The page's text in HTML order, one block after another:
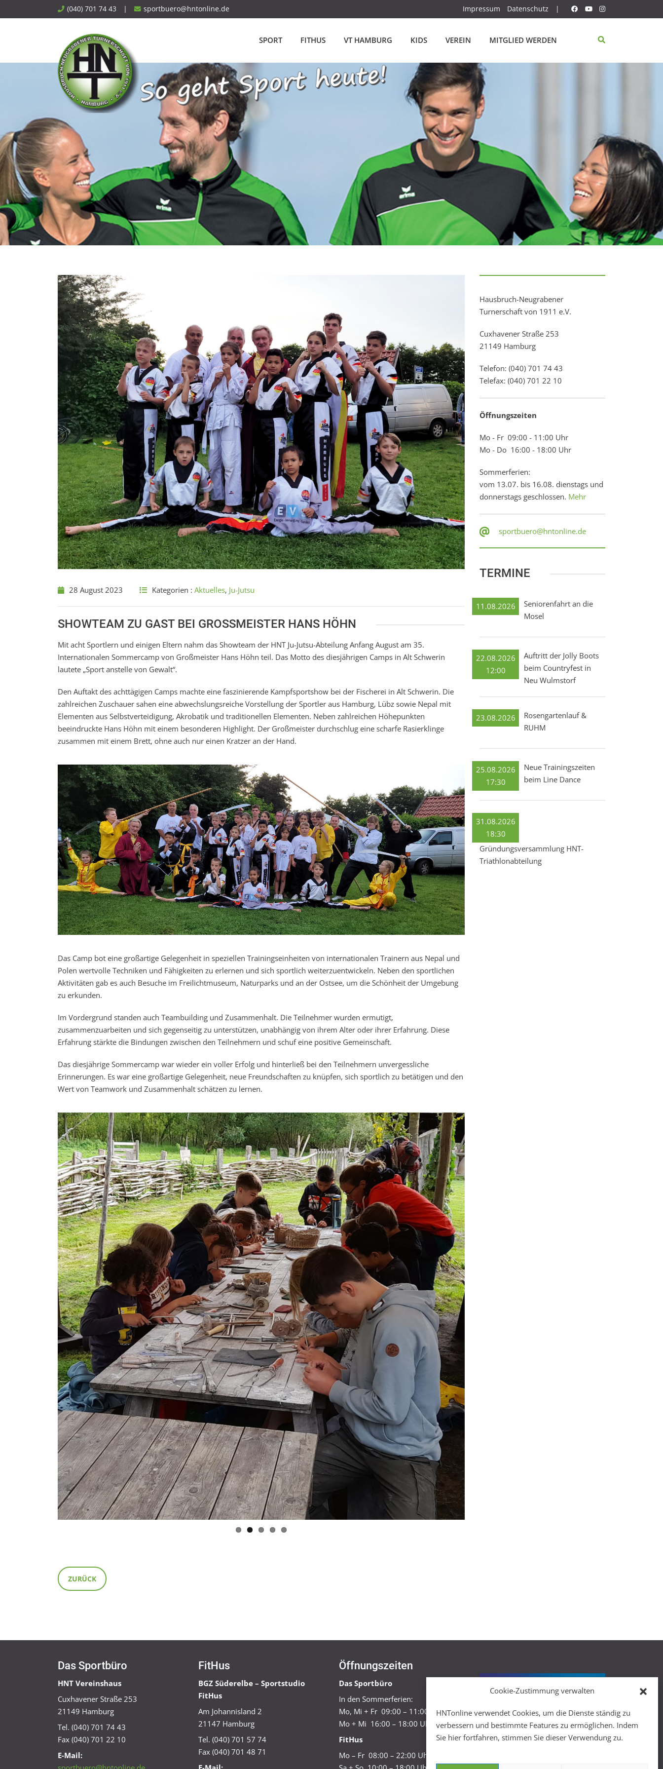
Cookie-Zustimmung verwalten
HNTonline verwendet Cookies, um die Dienste ständig zu
verbessern und bestimmte Features zu ermöglichen. Indem
Sie hier fortfahren, stimmen Sie dieser Verwendung zu.
to
(040) 701 74 43 | sportbuero@hntonline.de Impressum Datenschutz |
SPORT FITHUS VT HAMBURG KIDS VEREIN MITGLIED WERDEN
28 August 2023 Kategorien : Aktuelles, Ju-Jutsu
SHOWTEAM ZU GAST BEI GROSSMEISTER HANS HÖHN
Mit acht Sportlern und einigen Eltern nahm das Showteam der HNT Ju-Jutsu-Abteilung Anfang August am 35.
Internationalen Sommercamp von Großmeister Hans Höhn teil. Das Motto des diesjährigen Camps in Alt Schwerin
lautete „Sport anstelle von Gewalt“.
Den Auftakt des achttägigen Camps machte eine faszinierende Kampfsportshow bei der Fischerei in Alt Schwerin. Die
zahlreichen Zuschauer sahen eine abwechslungsreiche Vorstellung der Sportler aus Hamburg, Lübz sowie Nepal mit
Elementen aus Selbstverteidigung, Akrobatik und traditionellen Elementen. Neben zahlreichen Höhepunkten
beeindruckte Hans Höhn mit einem besonderen Highlight. Der Großmeister durchschlug eine scharfe Rasierklinge
zusammen mit einem Brett, ohne auch nur einen Kratzer an der Hand.
Das Camp bot eine großartige Gelegenheit in speziellen Trainingseinheiten von internationalen Trainern aus Nepal und
Polen wertvolle Techniken und Fähigkeiten zu erlernen und sich sportlich weiterzuentwickeln. Neben den sportlichen
Aktivitäten gab es auch Besuche im Freilichtmuseum, Naturparks und an der Ostsee, um die Schönheit der Umgebung
zu erkunden.
Im Vordergrund standen auch Teambuilding und Zusammenhalt. Die Teilnehmer wurden ermutigt,
zusammenzuarbeiten und sich gegenseitig zu unterstützen, unabhängig von ihrem Alter oder ihrer Erfahrung. Diese
Erfahrung stärkte die Bindungen zwischen den Teilnehmern und schuf eine positive Gemeinschaft.
Das diesjährige Sommercamp war wieder ein voller Erfolg und hinterließ bei den Teilnehmern unvergessliche
Erinnerungen. Es war eine großartige Gelegenheit, neue Freundschaften zu knüpfen, sich sportlich zu betätigen und den
Wert von Teamwork und Zusammenhalt schätzen zu lernen.
ZURÜCK
Hausbruch-Neugrabener
Turnerschaft von 1911 e.V.
Cuxhavener Straße 253
21149 Hamburg
Telefon: (040) 701 74 43
Telefax: (040) 701 22 10
Öffnungszeiten
Mo - Fr 09:00 - 11:00 Uhr
Mo - Do 16:00 - 18:00 Uhr
Sommerferien:
vom 13.07. bis 16.08. dienstags und
donnerstags geschlossen. Mehr
sportbuero@hntonline.de
TERMINE
11.08.2026
Seniorenfahrt an die
Mosel
22.08.2026
12:00
Auftritt der Jolly Boots
beim Countryfest in
Neu Wulmstorf
23.08.2026
Rosengartenlauf &
RUHM
25.08.2026
17:30
Neue Trainingszeiten
beim Line Dance
31.08.2026
18:30
Gründungsversammlung HNT-
Triathlonabteilung
Das Sportbüro
HNT Vereinshaus
Cuxhavener Straße 253
21149 Hamburg
Tel. (040) 701 74 43
Fax (040) 701 22 10
E-Mail:
FitHus
BGZ Süderelbe – Sportstudio
FitHus
Am Johannisland 2
21147 Hamburg
Tel. (040) 701 57 74
Fax (040) 701 48 71
Öffnungszeiten
Das Sportbüro
In den Sommerferien:
Mo, Mi + Fr 09:00 – 11:00 Uhr
Mo + Mi 16:00 – 18:00 Uhr
FitHus
Mo – Fr 08:00 – 22:00 Uhr